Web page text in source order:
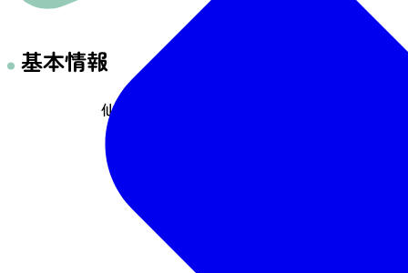
基本情報
仙台市青葉区一番町4-7-1 SS.仙台ビル別館 1F